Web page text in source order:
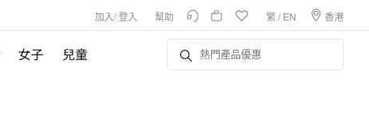
加入/登入 幫助 繁/ EN 香港
女子 兒童